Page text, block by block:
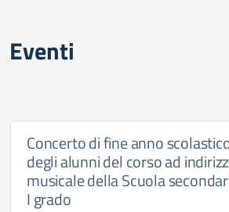
Eventi
Concerto di fine anno
degli alunni del corso ad
musicale della Scuola
I grado